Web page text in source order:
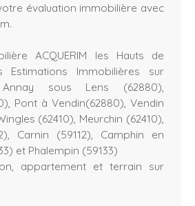
évaluation immobilière avec
ACQUERIM les Hauts de
Immobilières sur
Annay sous Lens (62880),
Pont à Vendin(62880), Vendin
(62410), Meurchin (62410),
Carnin (59112), Camphin en
et Phalempin (59133)
appartement et terrain sur